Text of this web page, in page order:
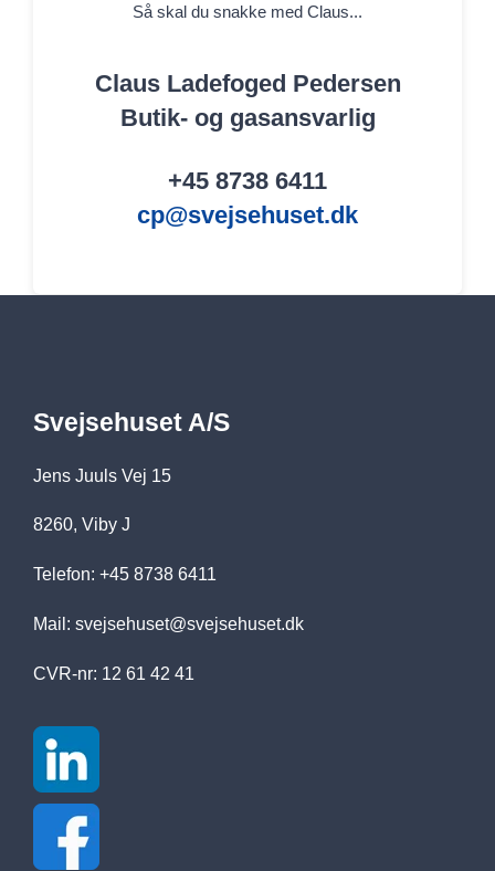
Så skal du snakke med Claus...
Claus Ladefoged Pedersen
Butik- og gasansvarlig
+45 8738 6411
cp@svejsehuset.dk
Svejsehuset A/S
Jens Juuls Vej 15
8260, Viby J
Telefon: +45 8738 6411
Mail: svejsehuset@svejsehuset.dk
CVR-nr: 12 61 42 41